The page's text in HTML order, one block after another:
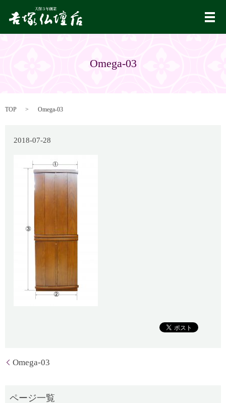
メ
Omega-03
TOP Omega-03
2018-07-28
Omega-03